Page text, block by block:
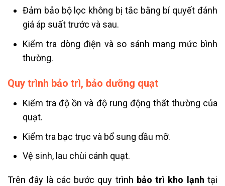
Đảm bảo bộ lọc không bị tắc bằng bí quyết đánh
giá áp suất trước và sau.
Kiểm tra dòng điện và so sánh mang mức bình
thường.
Quy trình bảo trì, bảo dưỡng quạt
Kiểm tra độ ồn và độ rung động thất thường của
quạt.
Kiểm tra bạc trục và bổ sung dầu mỡ.
Vệ sinh, lau chùi cánh quạt.
Trên đây là các bước quy trình bảo trì kho lạnh tại